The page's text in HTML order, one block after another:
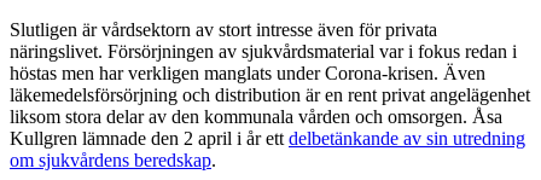
Slutligen är vårdsektorn av stort intresse även för privata
näringslivet. Försörjningen av sjukvårdsmaterial var i fokus redan i
höstas men har verkligen manglats under Corona-krisen. Även
läkemedelsförsörjning och distribution är en rent privat angelägenhet
liksom stora delar av den kommunala vården och omsorgen. Åsa
Kullgren lämnade den 2 april i år ett delbetänkande av sin utredning
om sjukvårdens beredskap.